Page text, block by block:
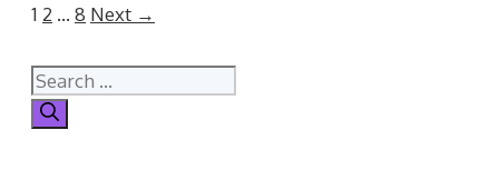
Page
1 Page
2 … Page
8 Next →
Search
for: